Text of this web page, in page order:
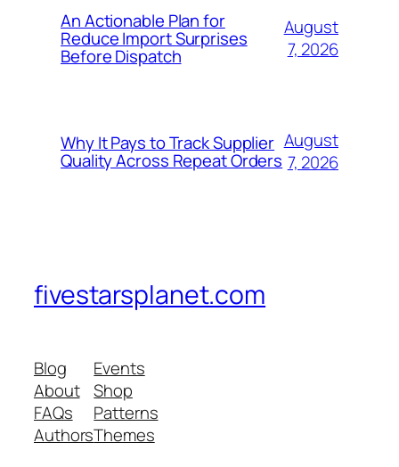
An Actionable Plan for
Reduce Import Surprises
Before Dispatch
August
7, 2026
Why It Pays to Track Supplier
Quality Across Repeat Orders
August
7, 2026
fivestarsplanet.com
Blog
About
FAQs
Authors
Events
Shop
Patterns
Themes